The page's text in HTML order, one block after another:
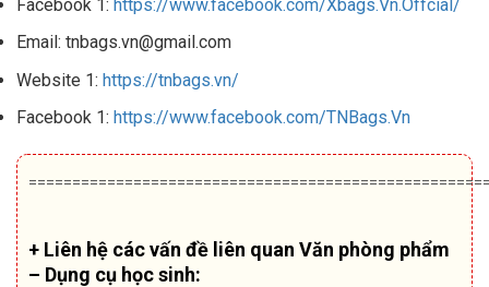
Facebook 1: https://www.facebook.com/Xbags.Vn.Offcial/
Email: tnbags.vn@gmail.com
Website 1: https://tnbags.vn/
Facebook 1: https://www.facebook.com/TNBags.Vn
+ Liên hệ các vấn đề liên quan Văn phòng phẩm
– Dụng cụ học sinh: